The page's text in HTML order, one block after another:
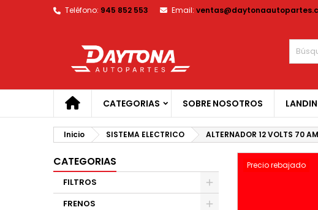
Teléfono: 945 852 553 Email:
CATEGORIAS SOBRE NOSOTROS
Inicio SISTEMA ELECTRICO ALTERNADOR 12 VOLTS 70
CATEGORIAS
FILTROS
FRENOS
Precio rebajado
My
Create
Crear
Iniciar
Debe